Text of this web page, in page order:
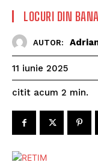
LOCURI DIN
AUTOR:
11 iunie 2025
citit acum 2 min.